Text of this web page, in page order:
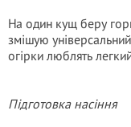
На один кущ беру
змішую
огірки люблять
Підготовка насіння